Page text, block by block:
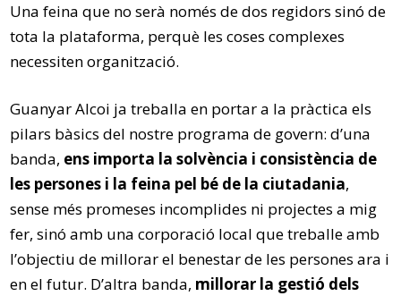
Una feina que no serà només de dos regidors sinó de
tota la plataforma, perquè les coses complexes
necessiten organització.
Guanyar Alcoi ja treballa en portar a la pràctica els
pilars bàsics del nostre programa de govern: d’una
banda, ens importa la solvència i consistència de
les persones i la feina pel bé de la ciutadania,
sense més promeses incomplides ni projectes a mig
fer, sinó amb una corporació local que treballe amb
l’objectiu de millorar el benestar de les persones ara i
en el futur. D’altra banda, millorar la gestió dels